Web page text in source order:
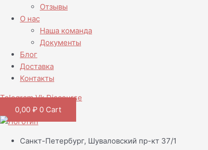
Отзывы
О нас
Наша команда
Документы
Блог
Доставка
Контакты
Telegram Vk Discourse
0,00 ₽ 0 Cart
Санкт-Петербург, Шуваловский пр-кт 37/1